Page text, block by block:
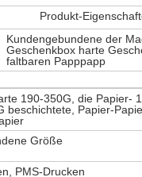
Produkt-
Kundengebundene der
Geschenkbox harte
faltbaren Papppapp
190-350G, die Papier-
beschichtete, Papier-
Größe
PMS-Drucken